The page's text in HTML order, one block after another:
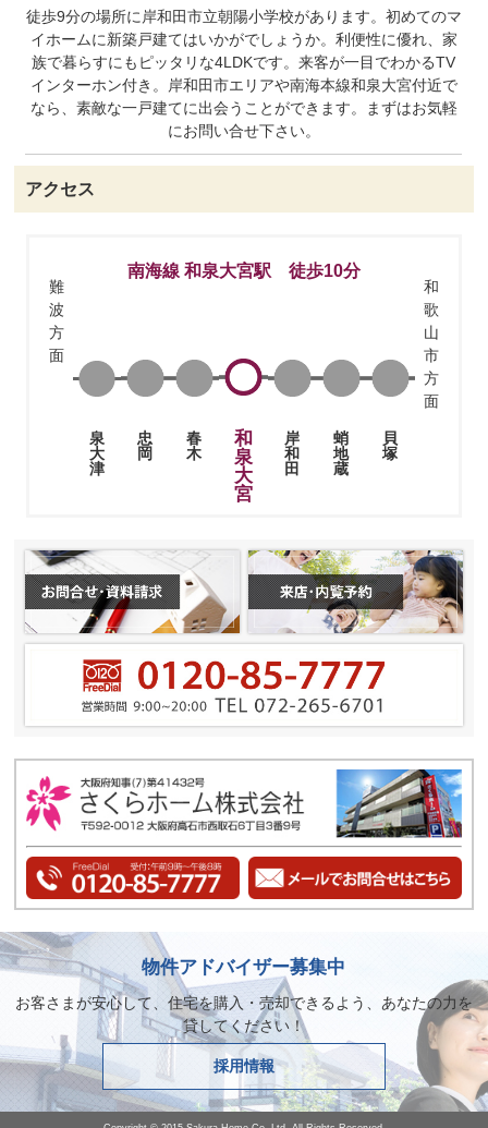
徒歩9分の場所に岸和田市立朝陽小学校があります。初めてのマ
イホームに新築戸建てはいかがでしょうか。利便性に優れ、家
族で暮らすにもピッタリな4LDKです。来客が一目でわかるTV
インターホン付き。岸和田市エリアや南海本線和泉大宮付近で
なら、素敵な一戸建てに出会うことができます。まずはお気軽
にお問い合せ下さい。
アクセス
南海線 和泉大宮駅 徒歩10分
難
波
方
面
泉
大
津
忠
岡
春
木
和
泉
大
宮
岸
和
田
蛸
地
蔵
貝
塚
和
歌
山
市
方
面
物件アドバイザー募集中
お客さまが安心して、住宅を購入・売却できるよう、あなたの力を
貸してください！
採用情報